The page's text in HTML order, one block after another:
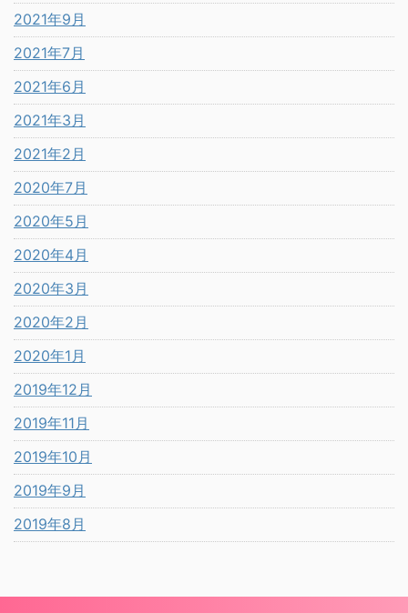
2021年9月
2021年7月
2021年6月
2021年3月
2021年2月
2020年7月
2020年5月
2020年4月
2020年3月
2020年2月
2020年1月
2019年12月
2019年11月
2019年10月
2019年9月
2019年8月